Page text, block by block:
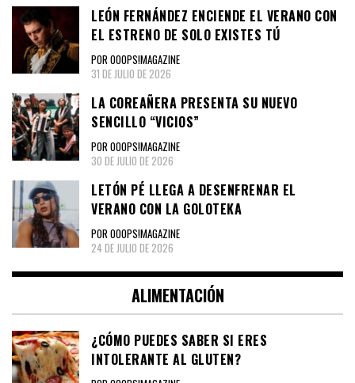
LEÓN FERNÁNDEZ ENCIENDE EL VERANO CON
EL ESTRENO DE SOLO EXISTES TÚ
POR OOOPS!MAGAZINE
31 DE JULIO DE 2026
LA COREAÑERA PRESENTA SU NUEVO
SENCILLO “VICIOS”
POR OOOPS!MAGAZINE
30 DE JULIO DE 2026
LETÓN PÉ LLEGA A DESENFRENAR EL
VERANO CON LA GOLOTEKA
POR OOOPS!MAGAZINE
24 DE JULIO DE 2026
ALIMENTACIÓN
¿CÓMO PUEDES SABER SI ERES
INTOLERANTE AL GLUTEN?